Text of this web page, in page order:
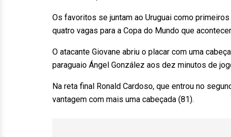
Os favoritos se juntam ao Uruguai como
quatro vagas para a Copa do Mundo que
O atacante Giovane abriu o placar com uma
paraguaio Ángel González aos dez minutos de
Na reta final Ronald Cardoso, que entrou no
vantagem com mais uma cabeçada (81).